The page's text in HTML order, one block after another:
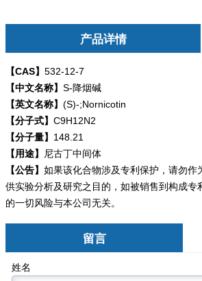
产品详情
【CAS】 532-12-7
【中文名称】 S-降烟碱
【英文名称】 (S)-;Nornicotin
【分子式】 C9H12N2
【分子量】 148.21
【用途】
尼古丁中间体
【公告】 如果该化合物涉及专利保护，请勿作
供实验分析及研究之目的，如被销售到构成专
的一切风险与本公司无关。
留言
姓名